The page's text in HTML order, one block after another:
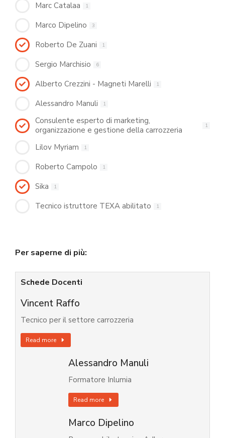
Marc Catalaa 1
Marco Dipelino 3
Roberto De Zuani 1
Sergio Marchisio 6
Alberto Crezzini - Magneti Marelli 1
Alessandro Manuli 1
Consulente esperto di marketing,
organizzazione e gestione della carrozzeria
1
Lilov Myriam 1
Roberto Campolo 1
Sika 1
Tecnico istruttore TEXA abilitato 1
Per saperne di più:
Schede Docenti
Vincent Raffo
Tecnico per il settore carrozzeria
Read more
Alessandro Manuli
Formatore Inlumia
Read more
Marco Dipelino